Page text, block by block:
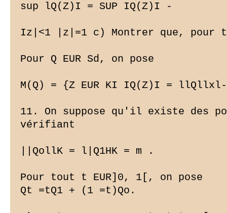
sup lQ(Z)I = SUP IQ(Z)I -
Iz|<1 |z|=1 c) Montrer que, pour
Pour Q EUR Sd, on pose
M(Q) = {Z EUR KI IQ(Z)I = llQllxl-
11. On suppose qu'il existe des
vérifiant
||QollK = l|Q1HK = m .
Pour tout t EUR]0, 1[, on pose
Qt =tQ1 + (1 =t)Qo.